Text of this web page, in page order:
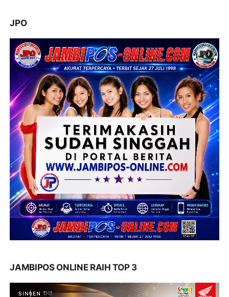
JPO
JAMBIPOS ONLINE RAIH TOP 3